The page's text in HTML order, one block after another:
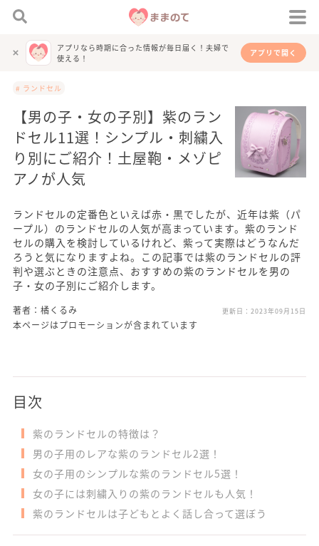
アプリなら時期に合った情報が毎日届く！夫婦で
使える！
アプリで開く
# ランドセル
【男の子・女の子別】紫のラン
ドセル11選！シンプル・刺繍入
り別にご紹介！土屋鞄・メゾピ
アノが人気
ランドセルの定番色といえば赤・黒でしたが、近年は紫（パ
ープル）のランドセルの人気が高まっています。紫のランド
セルの購入を検討しているけれど、紫って実際はどうなんだ
ろうと気になりますよね。 この記事では紫のランドセルの評
判や選ぶときの注意点、おすすめの紫のランドセルを男の
子・女の子別にご紹介します。
著者：橘くるみ 更新日： 2023年09月15日
本ページはプロモーションが含まれています
目次
紫のランドセルの特徴は？
男の子用のレアな紫のランドセル2選！
女の子用のシンプルな紫のランドセル5選！
女の子には刺繍入りの紫のランドセルも人気！
紫のランドセルは子どもとよく話し合って選ぼう